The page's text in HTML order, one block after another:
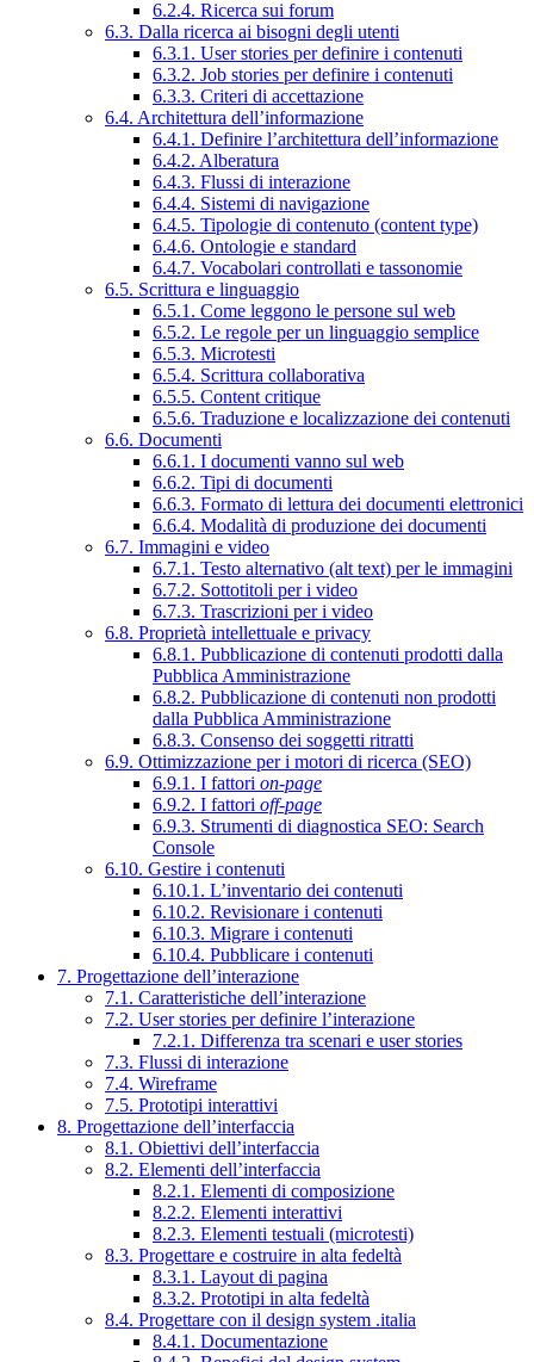
6.2.4. Ricerca sui forum
6.3. Dalla ricerca ai bisogni degli utenti
6.3.1. User stories per definire i contenuti
6.3.2. Job stories per definire i contenuti
6.3.3. Criteri di accettazione
6.4. Architettura dell’informazione
6.4.1. Definire l’architettura dell’informazione
6.4.2. Alberatura
6.4.3. Flussi di interazione
6.4.4. Sistemi di navigazione
6.4.5. Tipologie di contenuto (content type)
6.4.6. Ontologie e standard
6.4.7. Vocabolari controllati e tassonomie
6.5. Scrittura e linguaggio
6.5.1. Come leggono le persone sul web
6.5.2. Le regole per un linguaggio semplice
6.5.3. Microtesti
6.5.4. Scrittura collaborativa
6.5.5. Content critique
6.5.6. Traduzione e localizzazione dei contenuti
6.6. Documenti
6.6.1. I documenti vanno sul web
6.6.2. Tipi di documenti
6.6.3. Formato di lettura dei documenti elettronici
6.6.4. Modalità di produzione dei documenti
6.7. Immagini e video
6.7.1. Testo alternativo (alt text) per le immagini
6.7.2. Sottotitoli per i video
6.7.3. Trascrizioni per i video
6.8. Proprietà intellettuale e privacy
6.8.1. Pubblicazione di contenuti prodotti dalla
Pubblica Amministrazione
6.8.2. Pubblicazione di contenuti non prodotti
dalla Pubblica Amministrazione
6.8.3. Consenso dei soggetti ritratti
6.9. Ottimizzazione per i motori di ricerca (SEO)
6.9.1. I fattori on-page
6.9.2. I fattori off-page
6.9.3. Strumenti di diagnostica SEO: Search
Console
6.10. Gestire i contenuti
6.10.1. L’inventario dei contenuti
6.10.2. Revisionare i contenuti
6.10.3. Migrare i contenuti
6.10.4. Pubblicare i contenuti
7. Progettazione dell’interazione
7.1. Caratteristiche dell’interazione
7.2. User stories per definire l’interazione
7.2.1. Differenza tra scenari e user stories
7.3. Flussi di interazione
7.4. Wireframe
7.5. Prototipi interattivi
8. Progettazione dell’interfaccia
8.1. Obiettivi dell’interfaccia
8.2. Elementi dell’interfaccia
8.2.1. Elementi di composizione
8.2.2. Elementi interattivi
8.2.3. Elementi testuali (microtesti)
8.3. Progettare e costruire in alta fedeltà
8.3.1. Layout di pagina
8.3.2. Prototipi in alta fedeltà
8.4. Progettare con il design system .italia
8.4.1. Documentazione